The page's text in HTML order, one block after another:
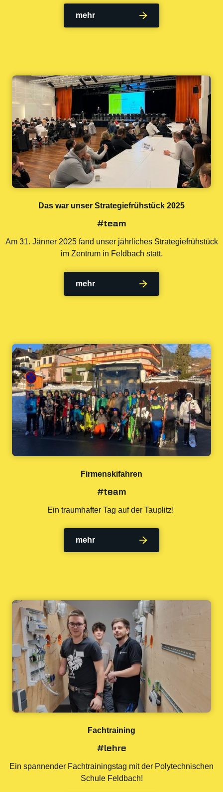
mehr
Das war unser Strategiefrühstück 2025
#team
Am 31. Jänner 2025 fand unser jährliches Strategiefrühstück
im Zentrum in Feldbach statt.
mehr
Firmenskifahren
#team
Ein traumhafter Tag auf der Tauplitz!
mehr
Fachtraining
#lehre
Ein spannender Fachtrainingstag mit der Polytechnischen
Schule Feldbach!